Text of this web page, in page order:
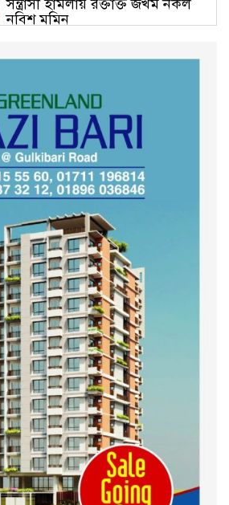
সন্ত্রাসী হামলায় রক্তাক্ত জখম নকল
নবিশ মমিন
অনুষ্ঠিত
কুড়িগ্রাম কৃষি বিশ্ববিদ্যালয়ের স্থায়ী
ক্যাম্পাস নির্মাণে ইউজিসির সমন্বয়
সভা অনুষ্ঠিত
শহীদদের অসম্পূর্ণ মিশন সম্পন্ন করে
তবেই আমরা তৃপ্তিভোজন করব-
মুফতি আলী হাসান উসামা
দেশ গড়তে জুলাই জাগরণ’ কর্মসূচির
অংশ হিসেবে এনসিপির জুলাই
পথসভসায়- নাসীরুদ্দীন পাটওয়ারী
ইসলামী ব্যাংক বাংলাদেশ পিলএলসি
ময়মনসিংহ শাখার গ্রাহক সমাবেশ
২০২৪ এর গণঅভ্যুত্থানের শহিদের
কবর জিয়ারত ও দোয়া করলেন
ময়মনসিংহ মহানগর জামায়াত